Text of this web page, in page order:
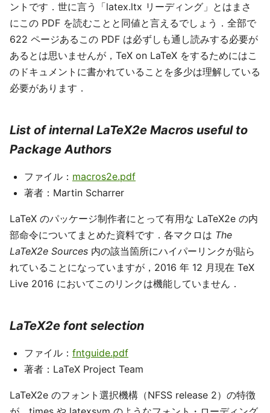
ントです．世に言う「latex.ltx リーディング」とはまさ
にこの PDF を読むことと同値と言えるでしょう．全部で
622 ページあるこの PDF は必ずしも通し読みする必要が
あるとは思いませんが，TeX on LaTeX をするためにはこ
のドキュメントに書かれていることを多少は理解している
必要があります．
List of internal LaTeX2e Macros useful to
Package Authors
ファイル： macros2e.pdf
著者：Martin Schar­rer
LaTeX のパッケージ制作者にとって有用な LaTeX2e の内
部命令についてまとめた資料です．各マクロは The
LaTeX2e Sources 内の該当箇所にハイパーリンクが貼ら
れていることになっていますが，2016 年 12 月現在 TeX
Live 2016 においてこのリンクは機能していません．
LaTeX2e font selection
ファイル： fntguide.pdf
著者：LaTeX Project Team
LaTeX2e のフォント選択機構（NFSS release 2）の特徴